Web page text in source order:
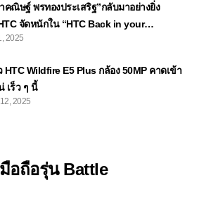
คณิษฐ์ พรทองประเสริฐ”กลับมาอย่างยิ่ง
จัดหนักใน “HTC Back in your
อินฟลูฯรวมตัวคึกคักเพราะ
2025
HTC Wildfire E5 Plus กล้อง 50MP คาดเข้า
เร็ว ๆ นี้
2025
มือถือรุ่น Battle